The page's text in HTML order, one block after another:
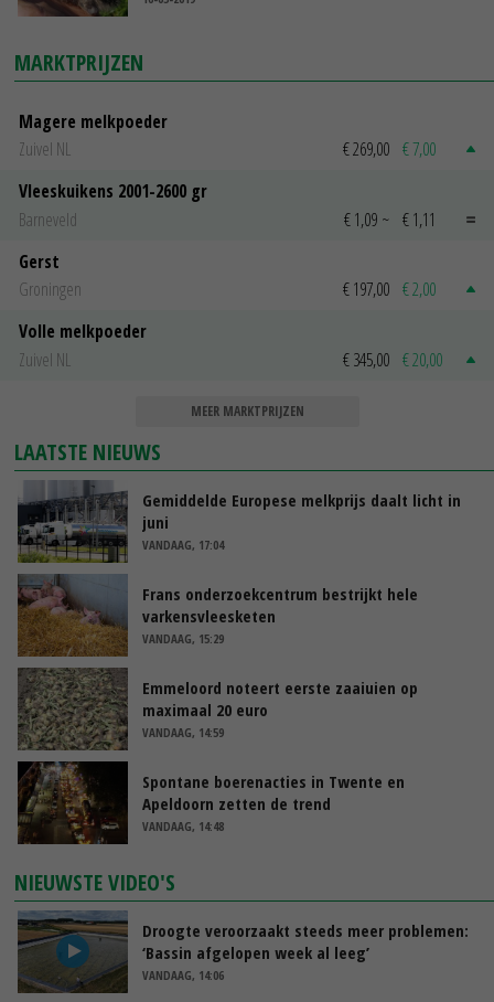
MARKTPRIJZEN
Magere melkpoeder
Zuivel NL
€ 269,00 € 7,00
Vleeskuikens 2001-2600 gr
Barneveld
€ 1,09 ~ € 1,11
Gerst
Groningen
€ 197,00 € 2,00
Volle melkpoeder
Zuivel NL
€ 345,00 € 20,00
MEER MARKTPRIJZEN
LAATSTE NIEUWS
Gemiddelde Europese melkprijs daalt licht in
juni
VANDAAG, 17:04
Frans onderzoekcentrum bestrijkt hele
varkensvleesketen
VANDAAG, 15:29
Emmeloord noteert eerste zaaiuien op
maximaal 20 euro
VANDAAG, 14:59
Spontane boerenacties in Twente en
Apeldoorn zetten de trend
VANDAAG, 14:48
NIEUWSTE VIDEO'S
Droogte veroorzaakt steeds meer problemen:
‘Bassin afgelopen week al leeg’
VANDAAG, 14:06